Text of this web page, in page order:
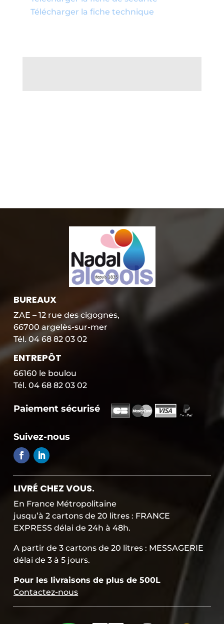
Télécharger la fiche technique
BUREAUX
ZAE – 12 rue des cigognes,
66700 argelès-sur-mer
Tél. 04 68 82 03 02
ENTREPÔT
66160 le boulou
Tél. 04 68 82 03 02
Paiement sécurisé
t
u
é
Suivez-nous
LIVRÉ CHEZ VOUS.
En France Métropolitaine
jusqu’à 2 cartons de 20 litres : FRANCE
EXPRESS délai de 24h à 48h.
A partir de 3 cartons de 20 litres : MESSAGERIE
délai de 3 à 5 jours.
Pour les livraisons de plus de 500L
Contactez-nous